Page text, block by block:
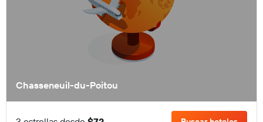
Chasseneuil-du-Poitou